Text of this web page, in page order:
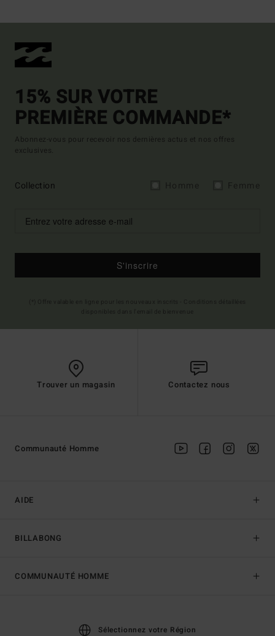
15% SUR VOTRE
PREMIÈRE COMMANDE*
Abonnez-vous pour recevoir nos dernières actus et nos offres
exclusives.
Collection
S'inscrire
Trouver un magasin Contactez nous
AIDE
BILLABONG
Communauté Homme
COMMUNAUTÉ HOMME
Sélectionnez votre Région